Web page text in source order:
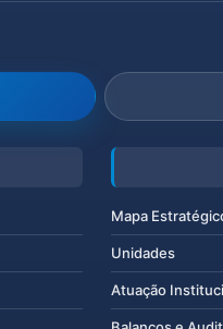
Mapa
Unidades
Atuação